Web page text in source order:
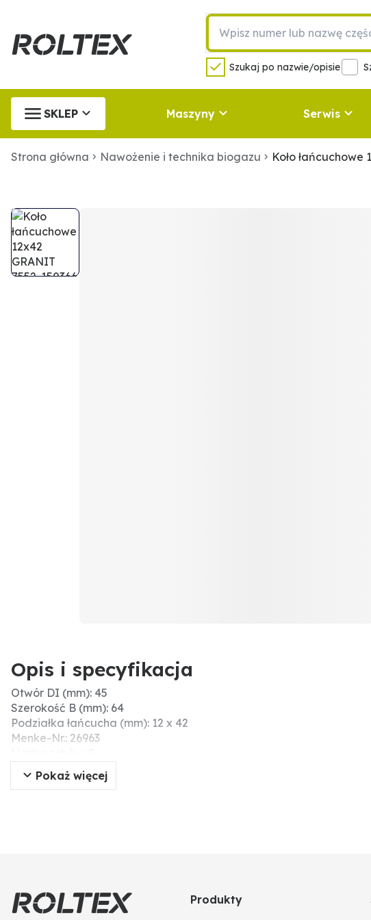
Szukaj po nazwie/opisie
SKLEP Maszyny Serwis
Strona główna Nawożenie i technika biogazu Koło łańcuchowe
Opis i specyfikacja
Otwór DI (mm): 45
Szerokość B (mm): 64
Podziałka łańcucha (mm): 12 x 42
Menke-Nr.: 26963
Ø zew. DA (mm): 155
Typ: B
Pokaż więcej
Produkty